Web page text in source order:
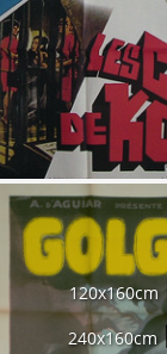
120x160cm
240x160cm